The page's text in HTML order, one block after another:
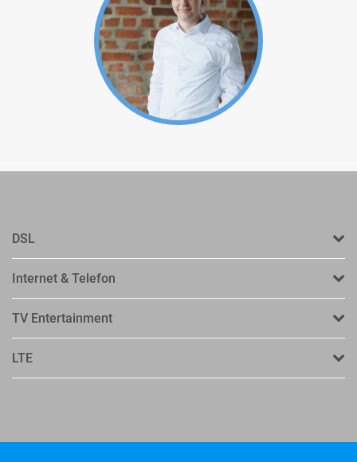
DSL
Internet & Telefon
TV Entertainment
LTE